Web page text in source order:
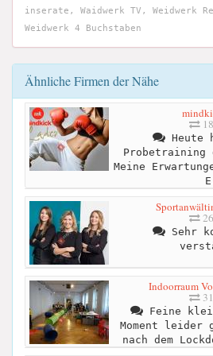
inserate, Waidwerk TV, Weidwerk
Weidwerk 4 Buchstaben
Ähnliche Firmen der Nähe
Heute
Probetraining
Meine
Sehr
Indoorraum
Feine
Moment leider
nach dem